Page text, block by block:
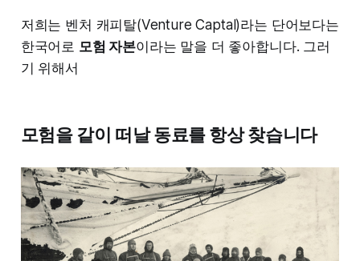
저희는 벤처 캐피탈(Venture Captal)라는 단어보다는
한국어로 모험 자본이라는 말을 더 좋아합니다. 그러
기 위해서
모험을 같이 떠날 동료를 항상 찾습니다